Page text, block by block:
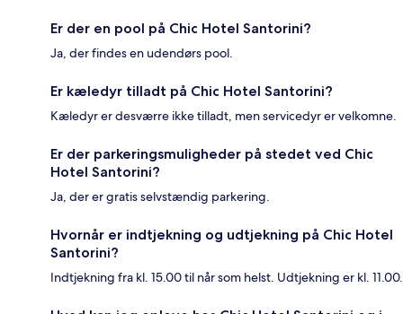
Er der en pool på Chic Hotel Santorini?
Ja, der findes en udendørs pool.
Er kæledyr tilladt på Chic Hotel Santorini?
Kæledyr er desværre ikke tilladt, men servicedyr er velkomne.
Er der parkeringsmuligheder på stedet ved Chic
Hotel Santorini?
Ja, der er gratis selvstændig parkering.
Hvornår er indtjekning og udtjekning på Chic Hotel
Santorini?
Indtjekning fra kl. 15.00 til når som helst. Udtjekning er kl. 11.00.